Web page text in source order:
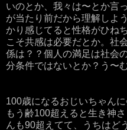
いのとか、我々は〜とか言
が当たり前だから理解しよ
かり感じてると性格がひね
こそ共感は必要だとか。社
係は？？個人の満足は社会
分条件ではないとか？う〜
100歳になるおじいちゃん
もう齢100超えると生き神
んも90超えてて、うちはど